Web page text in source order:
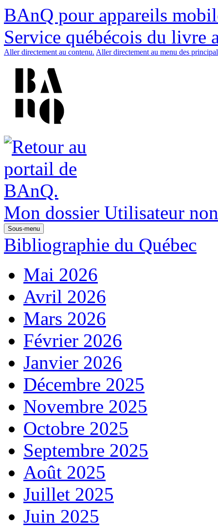
BAnQ pour appareils
Service québécois du livre
Aller directement au contenu. Aller directement au menu des
Mon dossier Utilisateur
Sous-menu
Bibliographie du Québec
Mai 2026
Avril 2026
Mars 2026
Février 2026
Janvier 2026
Décembre 2025
Novembre 2025
Octobre 2025
Septembre 2025
Août 2025
Juillet 2025
Juin 2025